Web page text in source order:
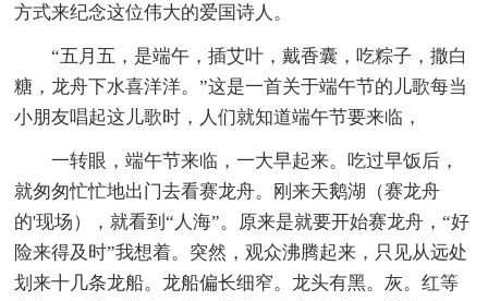
方式来纪念这位伟大的爱国诗人。
“五月五，是端午，插艾叶，戴香囊，吃粽子，撒白
糖，龙舟下水喜洋洋。”这是一首关于端午节的儿歌每当
小朋友唱起这儿歌时，人们就知道端午节要来临，
一转眼，端午节来临，一大早起来。吃过早饭后，
就匆匆忙忙地出门去看赛龙舟。刚来天鹅湖（赛龙舟
的'现场），就看到“人海”。原来是就要开始赛龙舟，“好
险来得及时”我想着。突然，观众沸腾起来，只见从远处
划来十几条龙船。龙船偏长细窄。龙头有黑。灰。红等